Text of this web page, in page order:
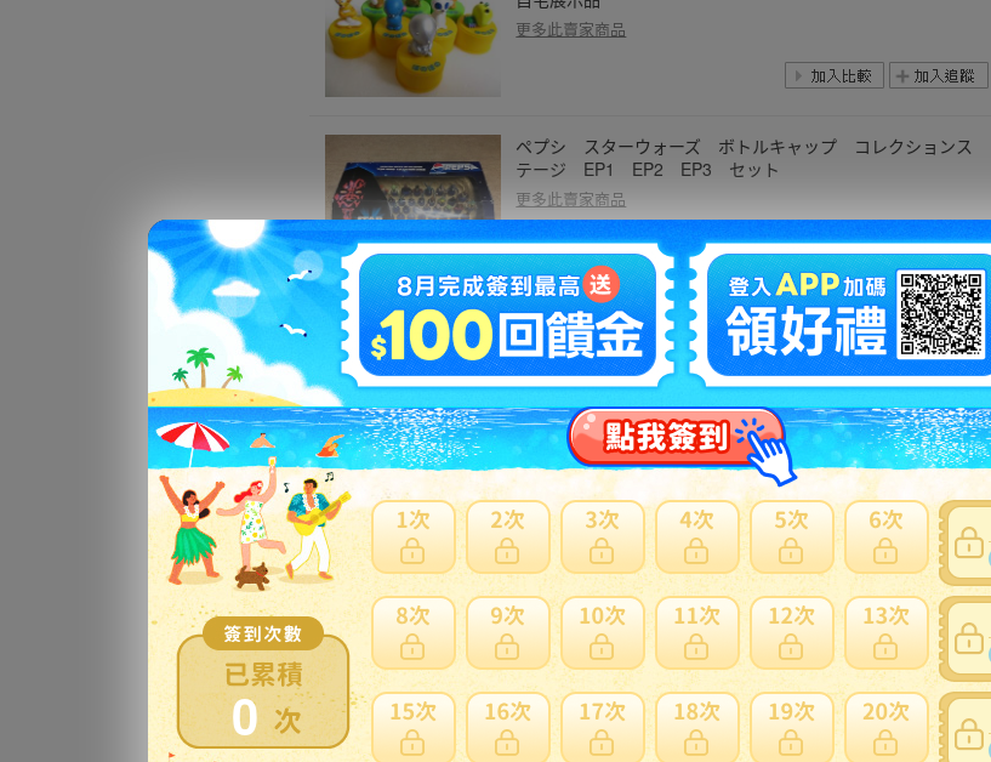
0
更多此賣家商品
ペプシ スターウォーズ ボトルキャップ コレクションス
テージ EP1 EP2 EP3 セット
更多此賣家商品
ペプシ/スターウォーズ/ボトルキャップ/AT-ATドライバー.42
体SET.PEPSI.star wars絶盤品レア鬼収集.エピソード3.No.30.
まとめ売り
更多此賣家商品
猿の惑星： ペプシ PLANET OF THE APE ボトルキャップ コ
レクションステージ NAYA/オクパナ
更多此賣家商品
中古ペットボトルキャップ グレート 「キン肉マン キン肉ボト
ルマスク争奪戦 ラウンド2」
更多此賣家商品